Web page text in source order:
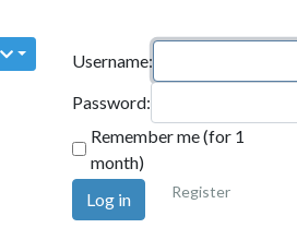
Username:
Password:
Remember me (for 1
month)
Register